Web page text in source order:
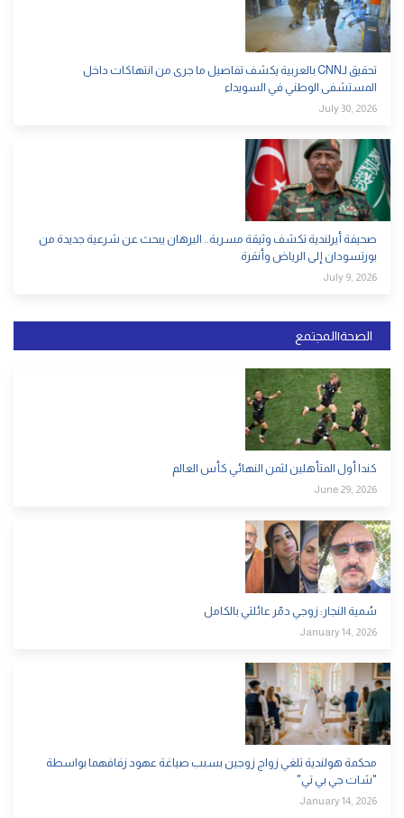
تحقيق لـCNN بالعربية يكشف تفاصيل ما جرى من انتهاكات داخل
المستشفى الوطني في السويداء
July 30, 2026
صحيفة أيرلندية تكشف وثيقة مسربة.. البرهان يبحث عن شرعية جديدة من
بورتسودان إلى الرياض وأنقرة
July 9, 2026
الصحة|المجتمع
كندا أول المتأهلين لثمن النهائي كأس العالم
June 29, 2026
سُمية النجار: زوجي دمّر عائلتي بالكامل
January 14, 2026
محكمة هولندية تلغي زواج زوجين بسبب صياغة عهود زفافهما بواسطة
"شات جي بي تي"
January 14, 2026